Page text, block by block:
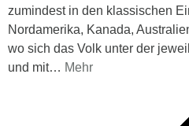
zumindest in den klassischen
Nordamerika, Kanada,
wo sich das Volk unter der
und mit… Mehr